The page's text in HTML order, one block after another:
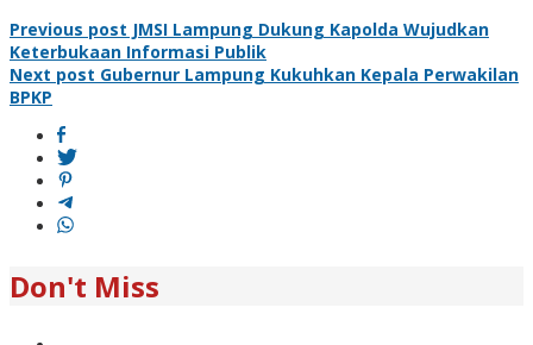
Post
navigation
Previous post JMSI Lampung Dukung Kapolda Wujudkan
Keterbukaan Informasi Publik
Next post Gubernur Lampung Kukuhkan Kepala Perwakilan
BPKP
Don't Miss